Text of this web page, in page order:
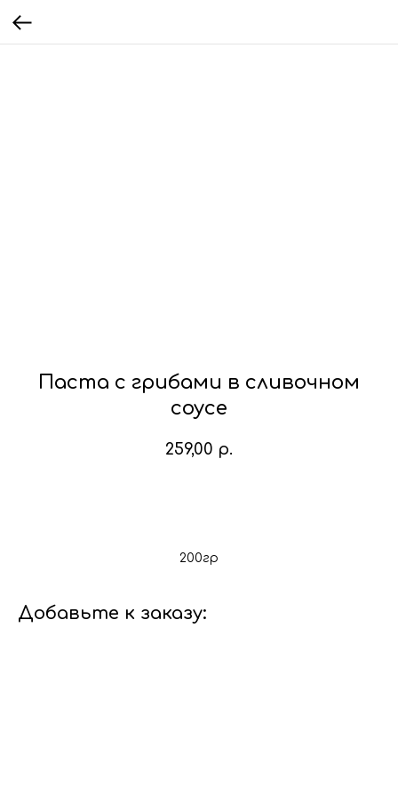
Паста с грибами в сливочном
соусе
259,00 р.
200гр
Добавьте к заказу: